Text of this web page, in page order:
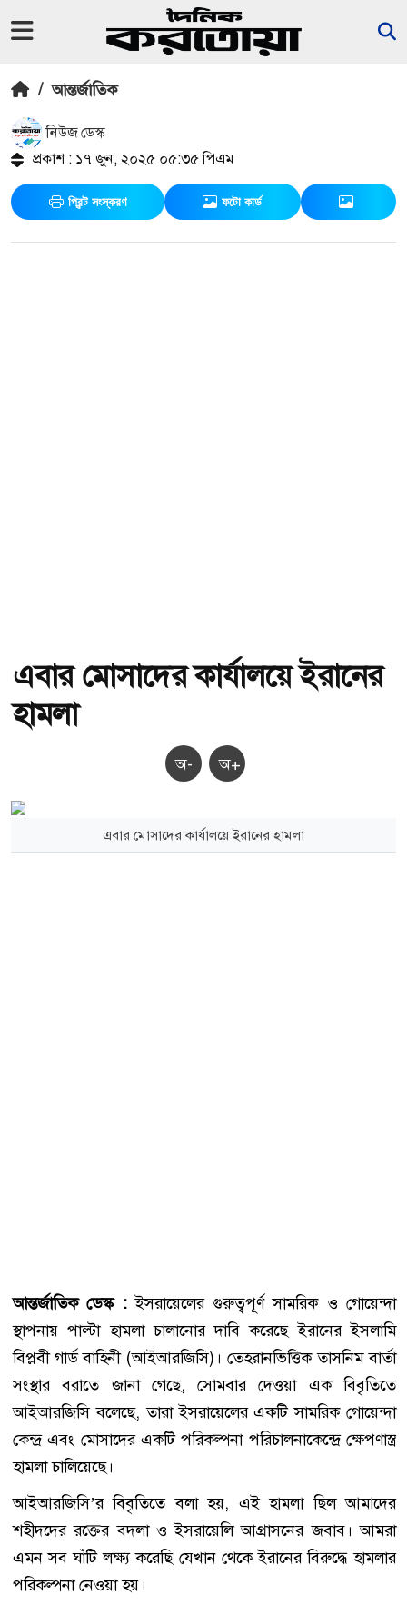
/ আন্তর্জাতিক
নিউজ ডেস্ক
প্রকাশ : ১৭ জুন, ২০২৫ ০৫:৩৫ পিএম
প্রিন্ট সংস্করণ ফটো কার্ড
এবার মোসাদের কার্যালয়ে ইরানের
হামলা
অ- অ+
এবার মোসাদের কার্যালয়ে ইরানের হামলা
আন্তর্জাতিক ডেস্ক :ইসরায়েলের গুরুত্বপূর্ণ সামরিক ও গোয়েন্দা
স্থাপনায় পাল্টা হামলা চালানোর দাবি করেছে ইরানের ইসলামি
বিপ্লবী গার্ড বাহিনী (আইআরজিসি)। তেহরানভিত্তিক তাসনিম বার্তা
সংস্থার বরাতে জানা গেছে, সোমবার দেওয়া এক বিবৃতিতে
আইআরজিসি বলেছে, তারা ইসরায়েলের একটি সামরিক গোয়েন্দা
কেন্দ্র এবং মোসাদের একটি পরিকল্পনা পরিচালনাকেন্দ্রে ক্ষেপণাস্ত্র
হামলা চালিয়েছে।
আইআরজিসি’র বিবৃতিতে বলা হয়, এই হামলা ছিল আমাদের
শহীদদের রক্তের বদলা ও ইসরায়েলি আগ্রাসনের জবাব। আমরা
এমন সব ঘাঁটি লক্ষ্য করেছি যেখান থেকে ইরানের বিরুদ্ধে হামলার
পরিকল্পনা নেওয়া হয়।